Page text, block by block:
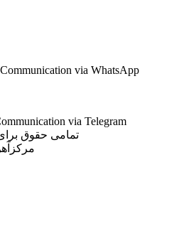
Communication via WhatsApp
via Telegram
تمامی حقوق